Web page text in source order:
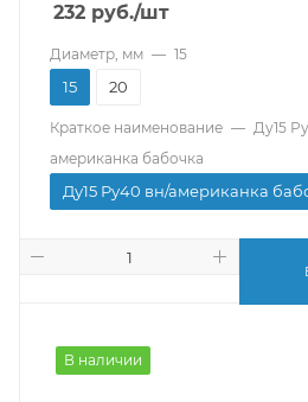
232 руб./шт
Диаметр, мм — 15
15 20
Краткое наименование — Ду15
американка бабочка
Ду15 Ру40 вн/американка
В наличии